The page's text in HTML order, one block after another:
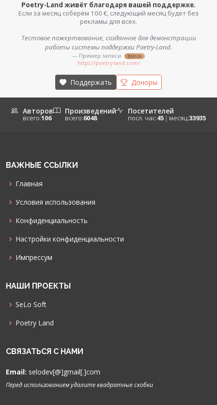
Poetry-Land живёт благодаря вашей поддержке.
Если за месяц соберём 100 €, следующий месяц будет без
рекламы для всех.
Тестовое пожертвование, созданное для демонстрации
работы системы поддержки Poetry-Land.
— Пример записи bronze
https://poetry-land.com/
Поддержать Доноры
Авторов
всего:106
Произведений
всего:6048
Посетителей
посл. час:45 | месяц:33935
ВАЖНЫЕ ССЫЛКИ
Главная
Условия использования
Конфиденциальность
Настройки конфиденциальности
Импрессум
НАШИ ПРОЕКТЫ
SeLo Soft
Poetry Land
СВЯЗАТЬСЯ С НАМИ
Email: selodev[@]gmail[.]com
Перед использованием удалите квадратные скобки